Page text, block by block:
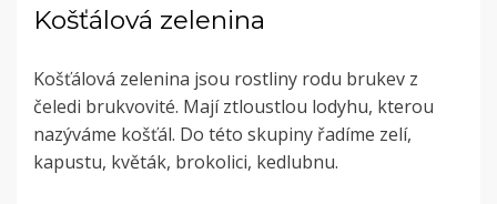
Košťálová zelenina
Košťálová zelenina jsou rostliny rodu brukev z
čeledi brukvovité. Mají ztloustlou lodyhu, kterou
nazýváme košťál. Do této skupiny řadíme zelí,
kapustu, květák, brokolici, kedlubnu.